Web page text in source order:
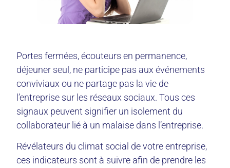
Portes fermées, écouteurs en permanence,
déjeuner seul, ne participe pas aux événements
conviviaux ou ne partage pas la vie de
l’entreprise sur les réseaux sociaux. Tous ces
signaux peuvent signifier un isolement du
collaborateur lié à un malaise dans l’entreprise.
Révélateurs du climat social de votre entreprise,
ces indicateurs sont à suivre afin de prendre les